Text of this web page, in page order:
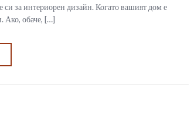
за интериорен дизайн. Когато вашият дом е
Ако, обаче, […]